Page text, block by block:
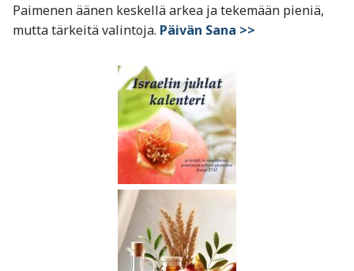
Paimenen äänen keskellä arkea ja tekemään pieniä,
mutta tärkeitä valintoja. Päivän Sana >>